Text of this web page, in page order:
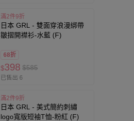
滿2件9折
日本 GRL - 雙面穿浪漫綁帶
皺摺開襟衫-水藍 (F)
68折
$398 $585
已售出 6
滿2件9折
日本 GRL - 美式簡約刺繡
logo寬版短袖T恤-粉紅 (F)